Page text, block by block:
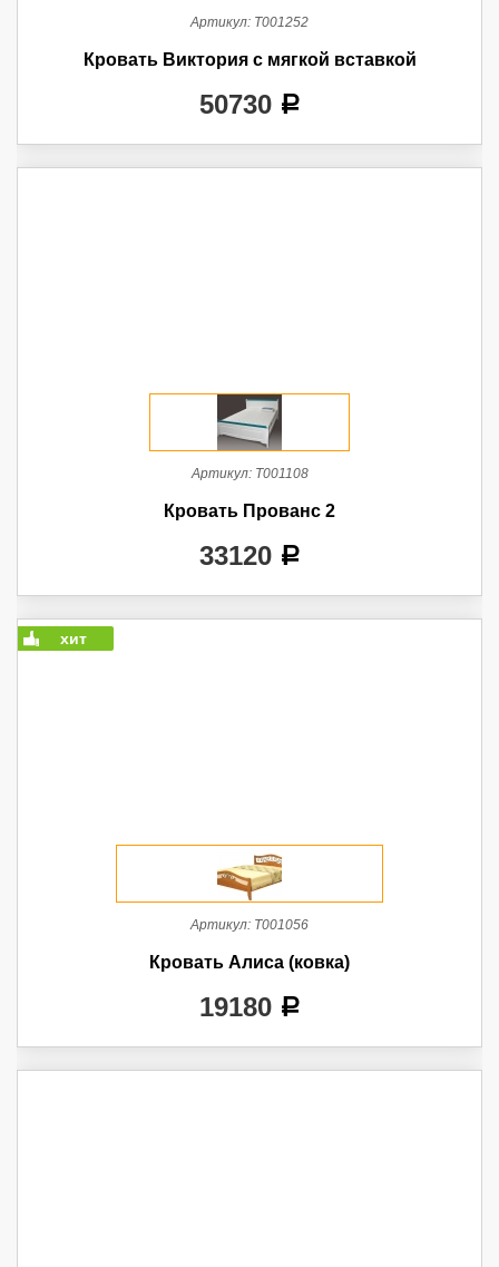
Артикул: Т001252
Кровать Виктория с мягкой вставкой
50730 a
Артикул: Т001108
Кровать Прованс 2
33120 a
хит
Артикул: Т001056
Кровать Алиса (ковка)
19180 a